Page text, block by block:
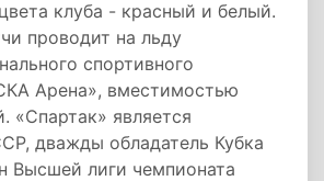
клуба - красный и белый.
проводит на льду
спортивного
Арена», вместимостью
«Спартак» является
дважды обладатель Кубка
Высшей лиги чемпионата